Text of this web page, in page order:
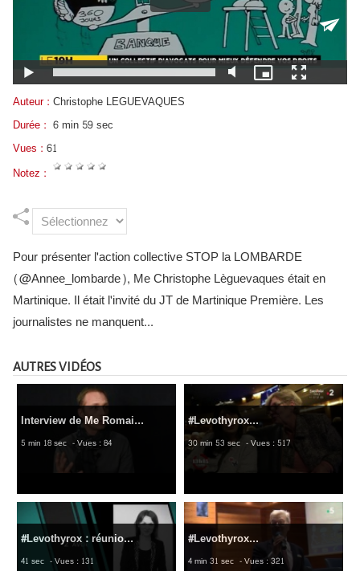
Auteur : Christophe LEGUEVAQUES
Durée : 6 min 59 sec
Vues : 61
Notez :
Pour présenter l'action collective STOP la LOMBARDE
(@Annee_lombarde), Me Christophe Lèguevaques était en
Martinique. Il était l'invité du JT de Martinique Première. Les
journalistes ne manquent...
AUTRES VIDÉOS
Interview de Me Romai...
5 min 18 sec - Vues : 84
#Levothyrox...
30 min 53 sec - Vues : 517
#Levothyrox : réunio...
41 sec - Vues : 131
#Levothyrox...
4 min 31 sec - Vues : 321